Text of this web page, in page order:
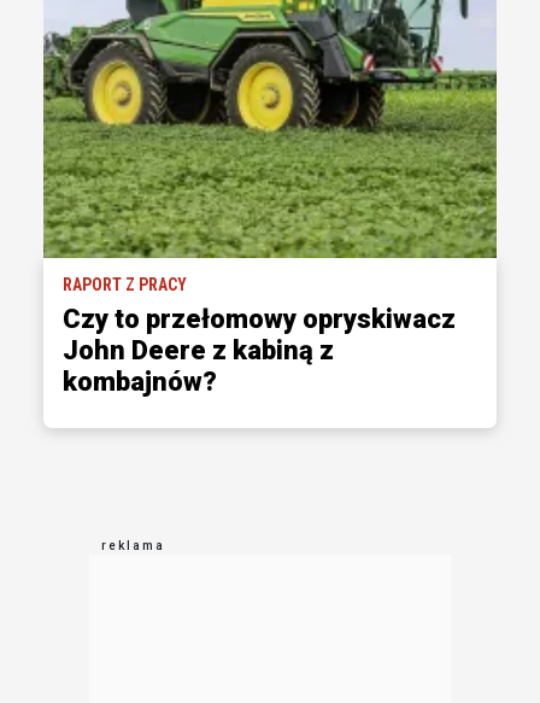
RAPORT Z PRACY
Czy to przełomowy opryskiwacz
John Deere z kabiną z
kombajnów?